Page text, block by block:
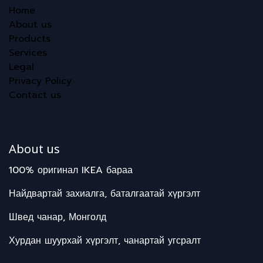
Home
About us
Products
Services
Legal
Privacy Policy
Contact us
About us
100% оригинал IKEA бараа
Найдвартай захиалга, баталгаатай хүргэлт
Швед чанар, Монголд
Хурдан шуурхай хүргэлт, чанартай угсралт